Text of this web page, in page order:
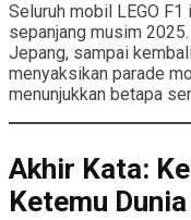
Seluruh mobil LEGO
sepanjang musim
Jepang, sampai
menyaksikan parade
menunjukkan betapa
Akhir Kata:
Ketemu